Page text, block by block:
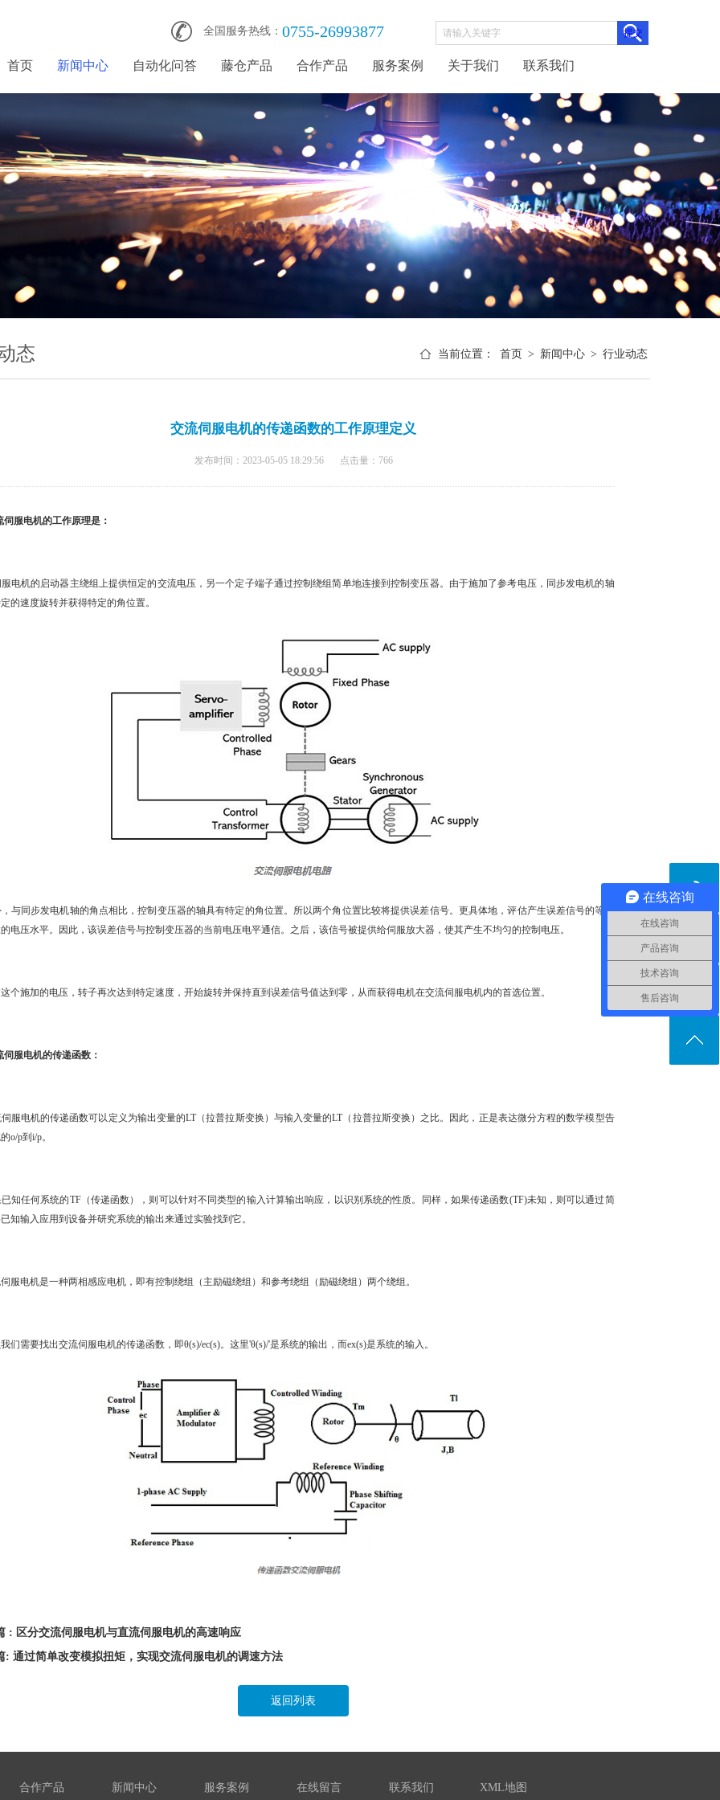
全国服务热线： 0755-26993877
首页 新闻中心 自动化问答 藤仓产品 合作产品 服务案例 关于我们 联系我们
当前位置： 首页 > 新闻中心 > 行业动态
态
交流伺服电机的传递函数的工作原理定义
发布时间：2023-05-05 18:29:56 点击量： 766
伺服电机的工作原理是：
电机的启动器主绕组上提供恒定的交流电压，另一个定子端子通过控制绕组简单地连接到控制变压器。由于施加了参考电压，同步发电机的轴
的速度旋转并获得特定的角位置。
与同步发电机轴的角点相比，控制变压器的轴具有特定的角位置。所以两个角位置比较将提供误差信号。更具体地，评估产生误差信号的等效
电压水平。因此，该误差信号与控制变压器的当前电压电平通信。之后，该信号被提供给伺服放大器，使其产生不均匀的控制电压。
个施加的电压，转子再次达到特定速度，开始旋转并保持直到误差信号值达到零，从而获得电机在交流伺服电机内的首选位置。
伺服电机的传递函数：
服电机的传递函数可以定义为输出变量的LT（拉普拉斯变换）与输入变量的LT（拉普拉斯变换）之比。因此，正是表达微分方程的数学模型告
o/p到i/p。
知任何系统的TF（传递函数），则可以针对不同类型的输入计算输出响应，以识别系统的性质。同样，如果传递函数(TF)未知，则可以通过简
知输入应用到设备并研究系统的输出来通过实验找到它。
服电机是一种两相感应电机，即有控制绕组（主励磁绕组）和参考绕组（励磁绕组）两个绕组。
们需要找出交流伺服电机的传递函数，即θ(s)/ec(s)。这里'θ(s)/'是系统的输出，而ex(s)是系统的输入。
: 区分交流伺服电机与直流伺服电机的高速响应
: 通过简单改变模拟扭矩，实现交流伺服电机的调速方法
返回列表
合作产品 新闻中心 服务案例 在线留言 联系我们 XML地图
在线咨询
在线咨询
产品咨询
技术咨询
售后咨询